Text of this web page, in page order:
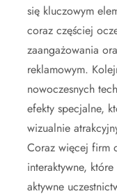
się kluczowym
coraz częściej
zaangażowania
reklamowym.
nowoczesnych
efekty specjalne,
wizualnie
Coraz więcej firm
interaktywne,
aktywne